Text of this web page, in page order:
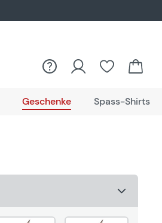
Du hast 0
Geschenke Spass-Shirts